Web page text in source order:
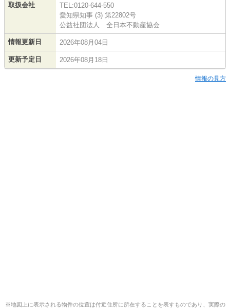
取扱会社
TEL:0120-644-550
愛知県知事 (3) 第22802号
公益社団法人 全日本不動産協会
情報更新日 2026年08月04日
更新予定日 2026年08月18日
情報の見方
※地図上に表示される物件の位置は付近住所に所在することを表すものであり、実際の